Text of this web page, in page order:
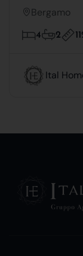
Bergamo
4 2
Ital